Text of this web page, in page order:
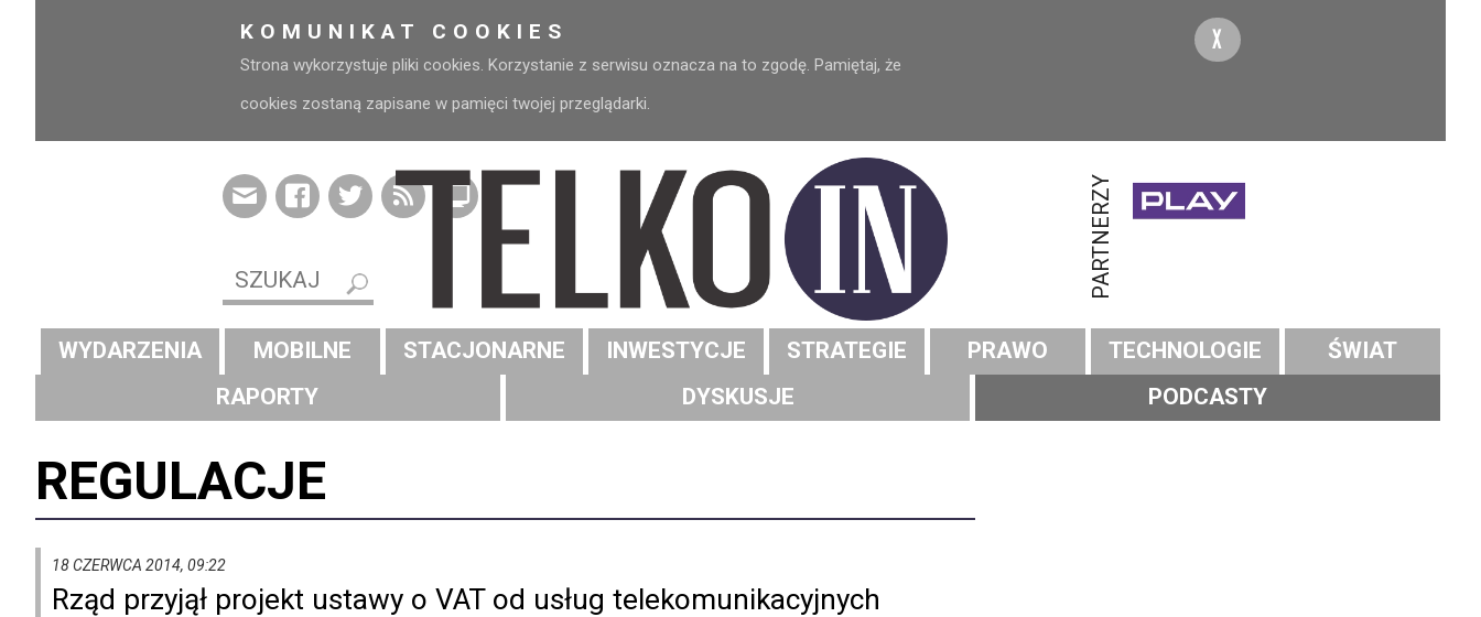
KOMUNIKAT COOKIES
Strona wykorzystuje pliki cookies. Korzystanie z serwisu oznacza na to zgodę. Pamiętaj, że
cookies zostaną zapisane w pamięci twojej przeglądarki.
X
PARTNERZY
WYDARZENIA MOBILNE STACJONARNE INWESTYCJE STRATEGIE PRAWO TECHNOLOGIE
ŚWIAT
RAPORTY
DYSKUSJE PODCASTY
REGULACJE
18 CZERWCA 2014, 09:22
Rząd przyjął projekt ustawy o VAT od usług telekomunikacyjnych